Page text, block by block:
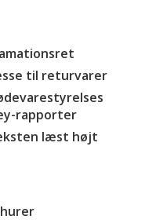
til returvarer
rapporter
læst højt